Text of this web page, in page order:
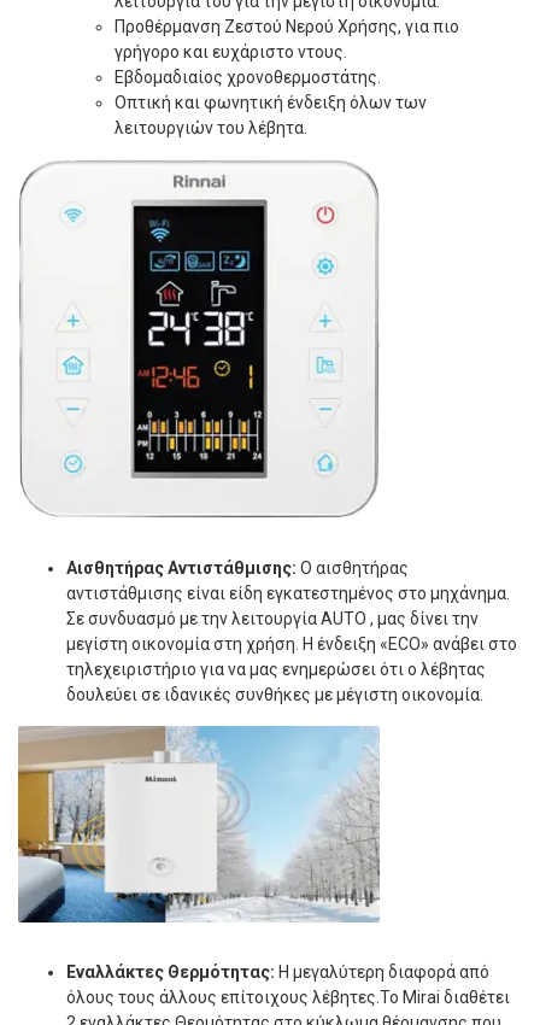
Προθέρμανση Ζεστού Νερού Χρήσης, για πιο
γρήγορο και ευχάριστο ντους.
Εβδομαδιαίος χρονοθερμοστάτης.
Οπτική και φωνητική ένδειξη όλων των
λειτουργιών του λέβητα.
Αισθητήρας Αντιστάθμισης: Ο αισθητήρας
αντιστάθμισης είναι είδη εγκατεστημένος στο μηχάνημα.
Σε συνδυασμό με την λειτουργία AUTO , μας δίνει την
μεγίστη οικονομία στη χρήση. Η ένδειξη «ECO» ανάβει στο
τηλεχειριστήριο για να μας ενημερώσει ότι ο λέβητας
δουλεύει σε ιδανικές συνθήκες με μέγιστη οικονομία.
Εναλλάκτες Θερμότητας: Η μεγαλύτερη διαφορά από
όλους τους άλλους επίτοιχους λέβητες.Το Mirai διαθέτει